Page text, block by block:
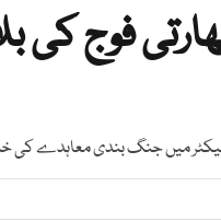
میں جنگ بندی معاہدے کی